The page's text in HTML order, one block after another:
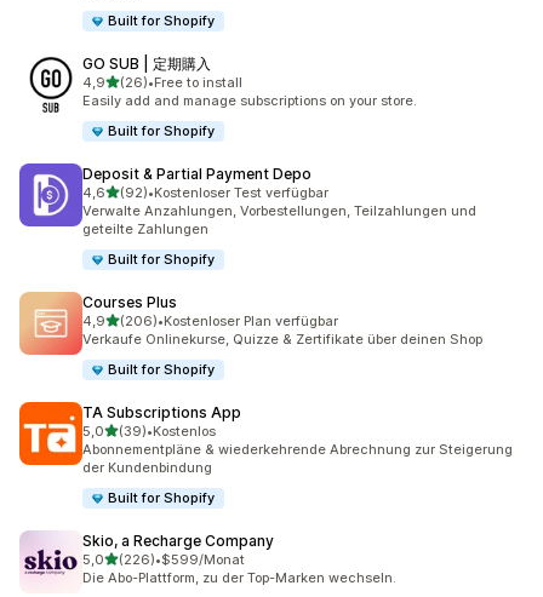
Built for Shopify
GO SUB | 定期購入
4,9von 5 Sternen
(26)
26 Rezensionen insgesamt
•Free to install
Easily add and manage subscriptions on your store.
Built for Shopify
Deposit & Partial Payment Depo
4,6von 5 Sternen
(92)
92 Rezensionen insgesamt
•Kostenloser Test verfügbar
Verwalte Anzahlungen, Vorbestellungen, Teilzahlungen und
geteilte Zahlungen
Built for Shopify
Courses Plus
4,9von 5 Sternen
(206)
206 Rezensionen insgesamt
•Kostenloser Plan verfügbar
Verkaufe Onlinekurse, Quizze & Zertifikate über deinen Shop
Built for Shopify
TA Subscriptions App
5,0von 5 Sternen
(39)
39 Rezensionen insgesamt
•Kostenlos
Abonnementpläne & wiederkehrende Abrechnung zur Steigerung
der Kundenbindung
Built for Shopify
Skio, a Recharge Company
5,0von 5 Sternen
(226)
226 Rezensionen insgesamt
•$599/Monat
Die Abo-Plattform, zu der Top-Marken wechseln.